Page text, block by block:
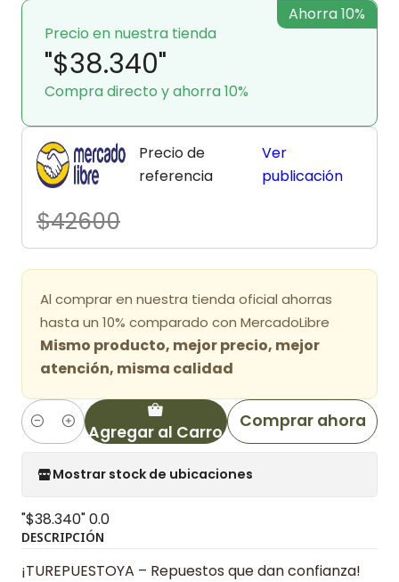
Precio en nuestra tienda
"$38.340"
Compra directo y ahorra 10%
Ahorra 10%
Precio de
referencia
$42600
Ver
publicación
Al comprar en nuestra tienda oficial ahorras
hasta un 10% comparado con MercadoLibre
Mismo producto, mejor precio, mejor
atención, misma calidad
Cantidad Agregar al Carro
Comprar ahora
Mostrar stock de ubicaciones
"$38.340"0.0
DESCRIPCIÓN
¡TUREPUESTOYA – Repuestos que dan confianza!